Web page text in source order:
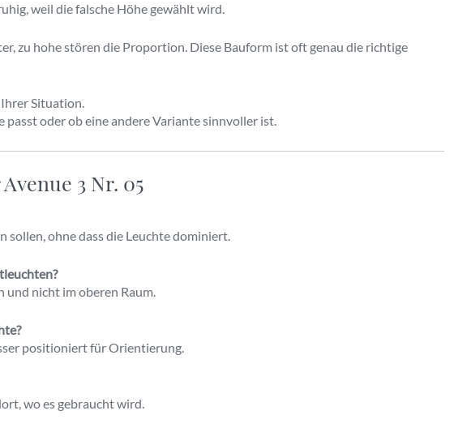
weil die falsche Höhe gewählt wird.
zu hohe stören die Proportion. Diese Bauform ist oft genau die richtige
Ihrer Situation.
passt oder ob eine andere Variante sinnvoller ist.
3 Nr. 05
sollen, ohne dass die Leuchte dominiert.
und nicht im oberen Raum.
positioniert für Orientierung.
wo es gebraucht wird.